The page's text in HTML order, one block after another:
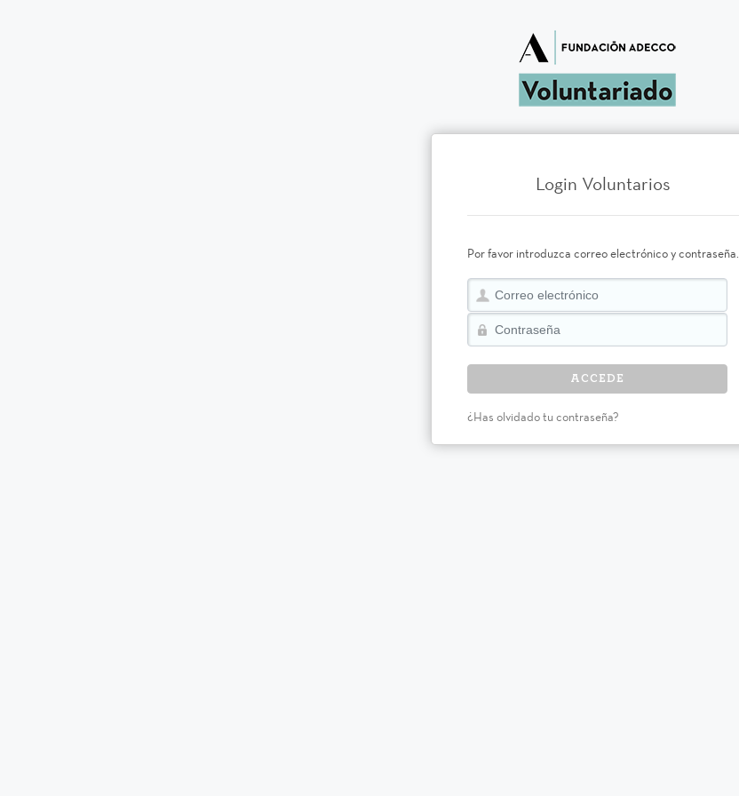
Login Voluntarios
Por favor introduzca correo electrónico y contraseña.
¿Has olvidado tu contraseña?